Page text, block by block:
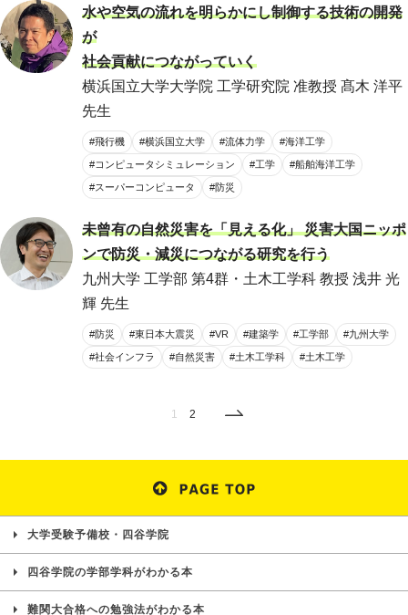
水や空気の流れを明らかにし制御する技術の開発
が
社会貢献につながっていく
横浜国立大学大学院 工学研究院 准教授 髙木 洋平
先生
#飛行機 #横浜国立大学 #流体力学 #海洋工学
#コンピュータシミュレーション #工学 #船舶海洋工学
#スーパーコンピュータ #防災
未曾有の自然災害を「見える化」 災害大国ニッポ
ンで防災・減災につながる研究を行う
九州大学 工学部 第4群・土木工学科 教授 浅井 光
輝 先生
#防災 #東日本大震災 #VR #建築学 #工学部 #九州大学
#社会インフラ #自然災害 #土木工学科 #土木工学
1 2
大学受験予備校・四谷学院
四谷学院の学部学科がわかる本
難関大合格への勉強法がわかる本